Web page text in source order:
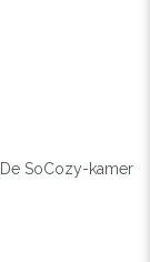
SoCozy-kamer